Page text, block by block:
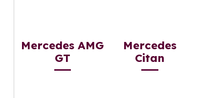
Mercedes AMG
GT
Mercedes
Citan